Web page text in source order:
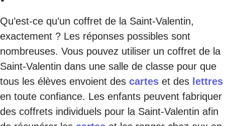
Qu’est-ce qu’un coffret de la Saint-Valentin,
exactement ? Les réponses possibles sont
nombreuses. Vous pouvez utiliser un coffret de la
Saint-Valentin dans une salle de classe pour que
tous les élèves envoient des cartes et des lettres
en toute confiance. Les enfants peuvent fabriquer
des coffrets individuels pour la Saint-Valentin afin